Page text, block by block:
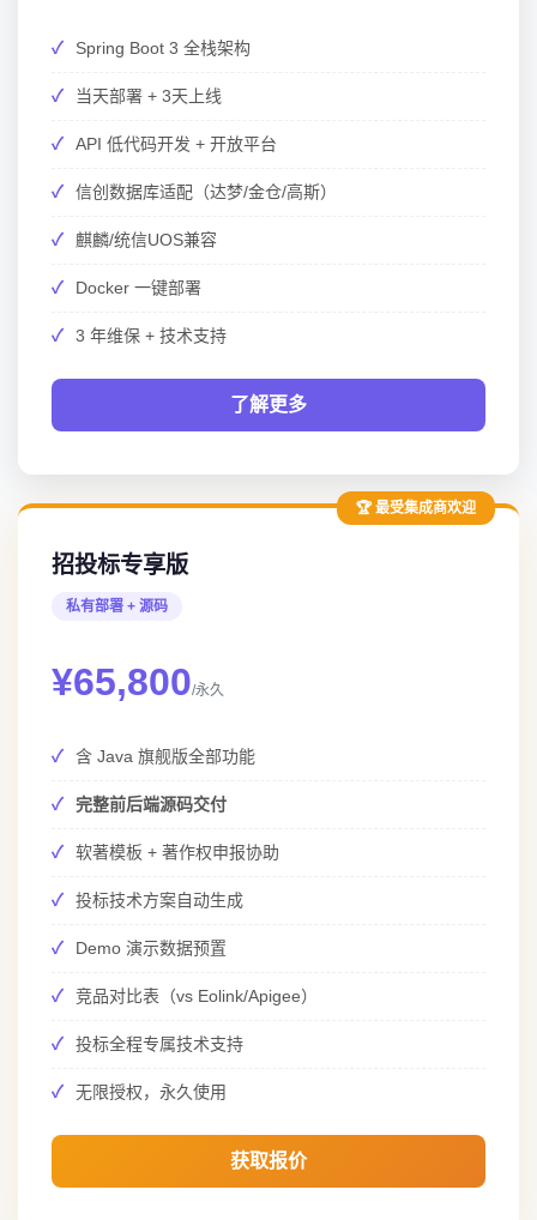
Spring Boot 3 全栈架构
当天部署 + 3天上线
API 低代码开发 + 开放平台
信创数据库适配（达梦/金仓/高斯）
麒麟/统信UOS兼容
Docker 一键部署
3 年维保 + 技术支持
了解更多
🏆 最受集成商欢迎
招投标专享版
私有部署 + 源码
¥65,800/永久
含 Java 旗舰版全部功能
完整前后端源码交付
软著模板 + 著作权申报协助
投标技术方案自动生成
Demo 演示数据预置
竞品对比表（vs Eolink/Apigee）
投标全程专属技术支持
无限授权，永久使用
获取报价